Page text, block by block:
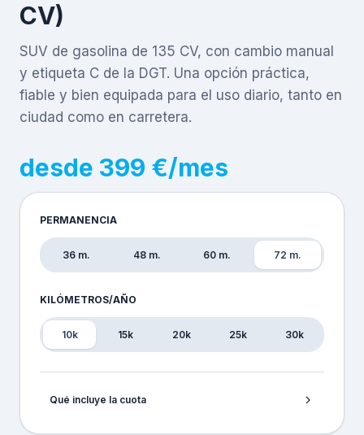
CV)
SUV de gasolina de 135 CV, con cambio manual
y etiqueta C de la DGT. Una opción práctica,
fiable y bien equipada para el uso diario, tanto en
ciudad como en carretera.
desde 399 €/mes
PERMANENCIA
36 m. 48 m. 60 m. 72 m.
KILÓMETROS/AÑO
10k 15k 20k 25k 30k
Qué incluye la cuota